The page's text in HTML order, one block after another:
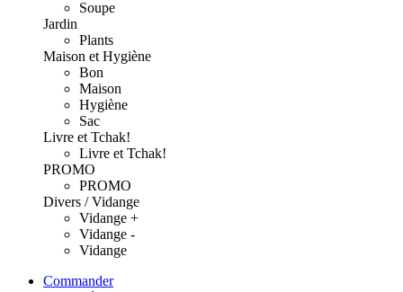
Soupe
Jardin
Plants
Maison et Hygiène
Bon
Maison
Hygiène
Sac
Livre et Tchak!
Livre et Tchak!
PROMO
PROMO
Divers / Vidange
Vidange +
Vidange -
Vidange
Commander